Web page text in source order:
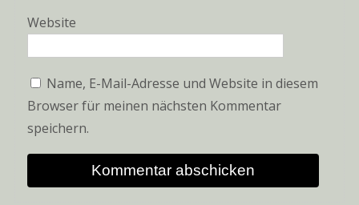
Website
Name, E-Mail-Adresse und Website in diesem
Browser für meinen nächsten Kommentar
speichern.